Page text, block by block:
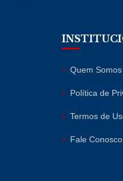
Quem Somos
Política de
Termos de
Fale Conosco